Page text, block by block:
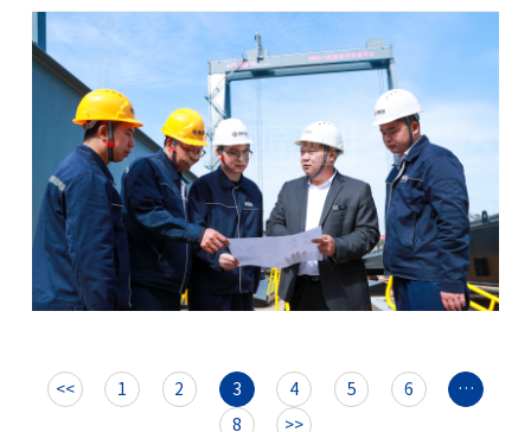
<< 1 2 3 4 5 6 …
8 >>